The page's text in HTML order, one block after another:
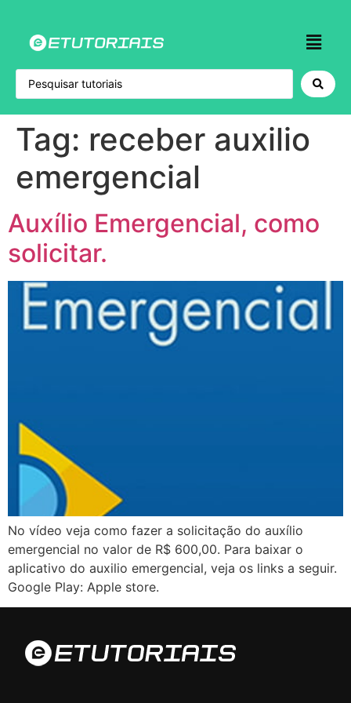
Tag: receber auxilio
emergencial
Auxílio Emergencial, como
solicitar.
No vídeo veja como fazer a solicitação do auxílio
emergencial no valor de R$ 600,00. Para baixar o
aplicativo do auxilio emergencial, veja os links a seguir.
Google Play: Apple store.